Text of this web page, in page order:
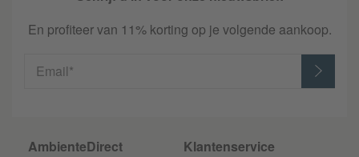
En profiteer van 11% korting op je volgende aankoop.
Email*
AmbienteDirect
Klantenservice